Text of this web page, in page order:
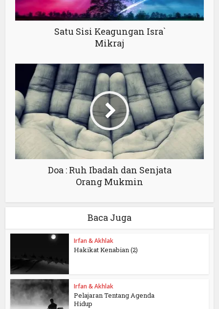
Satu Sisi Keagungan Isra`
Mikraj
Doa : Ruh Ibadah dan Senjata
Orang Mukmin
Baca Juga
Irfan & Akhlak
Hakikat Kenabian (2)
Irfan & Akhlak
Pelajaran Tentang Agenda
Hidup